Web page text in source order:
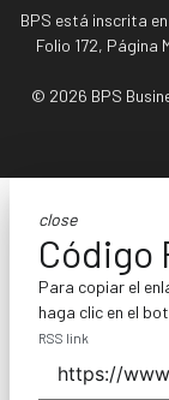
BPS está inscrita
Folio 172, Página
© 2026 BPS
close
Código
Para copiar el
haga clic en el
RSS link